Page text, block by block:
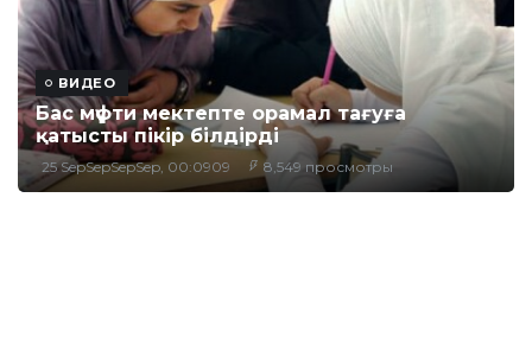
ВИДЕО
Бас мүфти мектепте орамал тағуға
қатысты пікір білдірді
25 SepSepSepSep, 00:0909 8,549 просмотры